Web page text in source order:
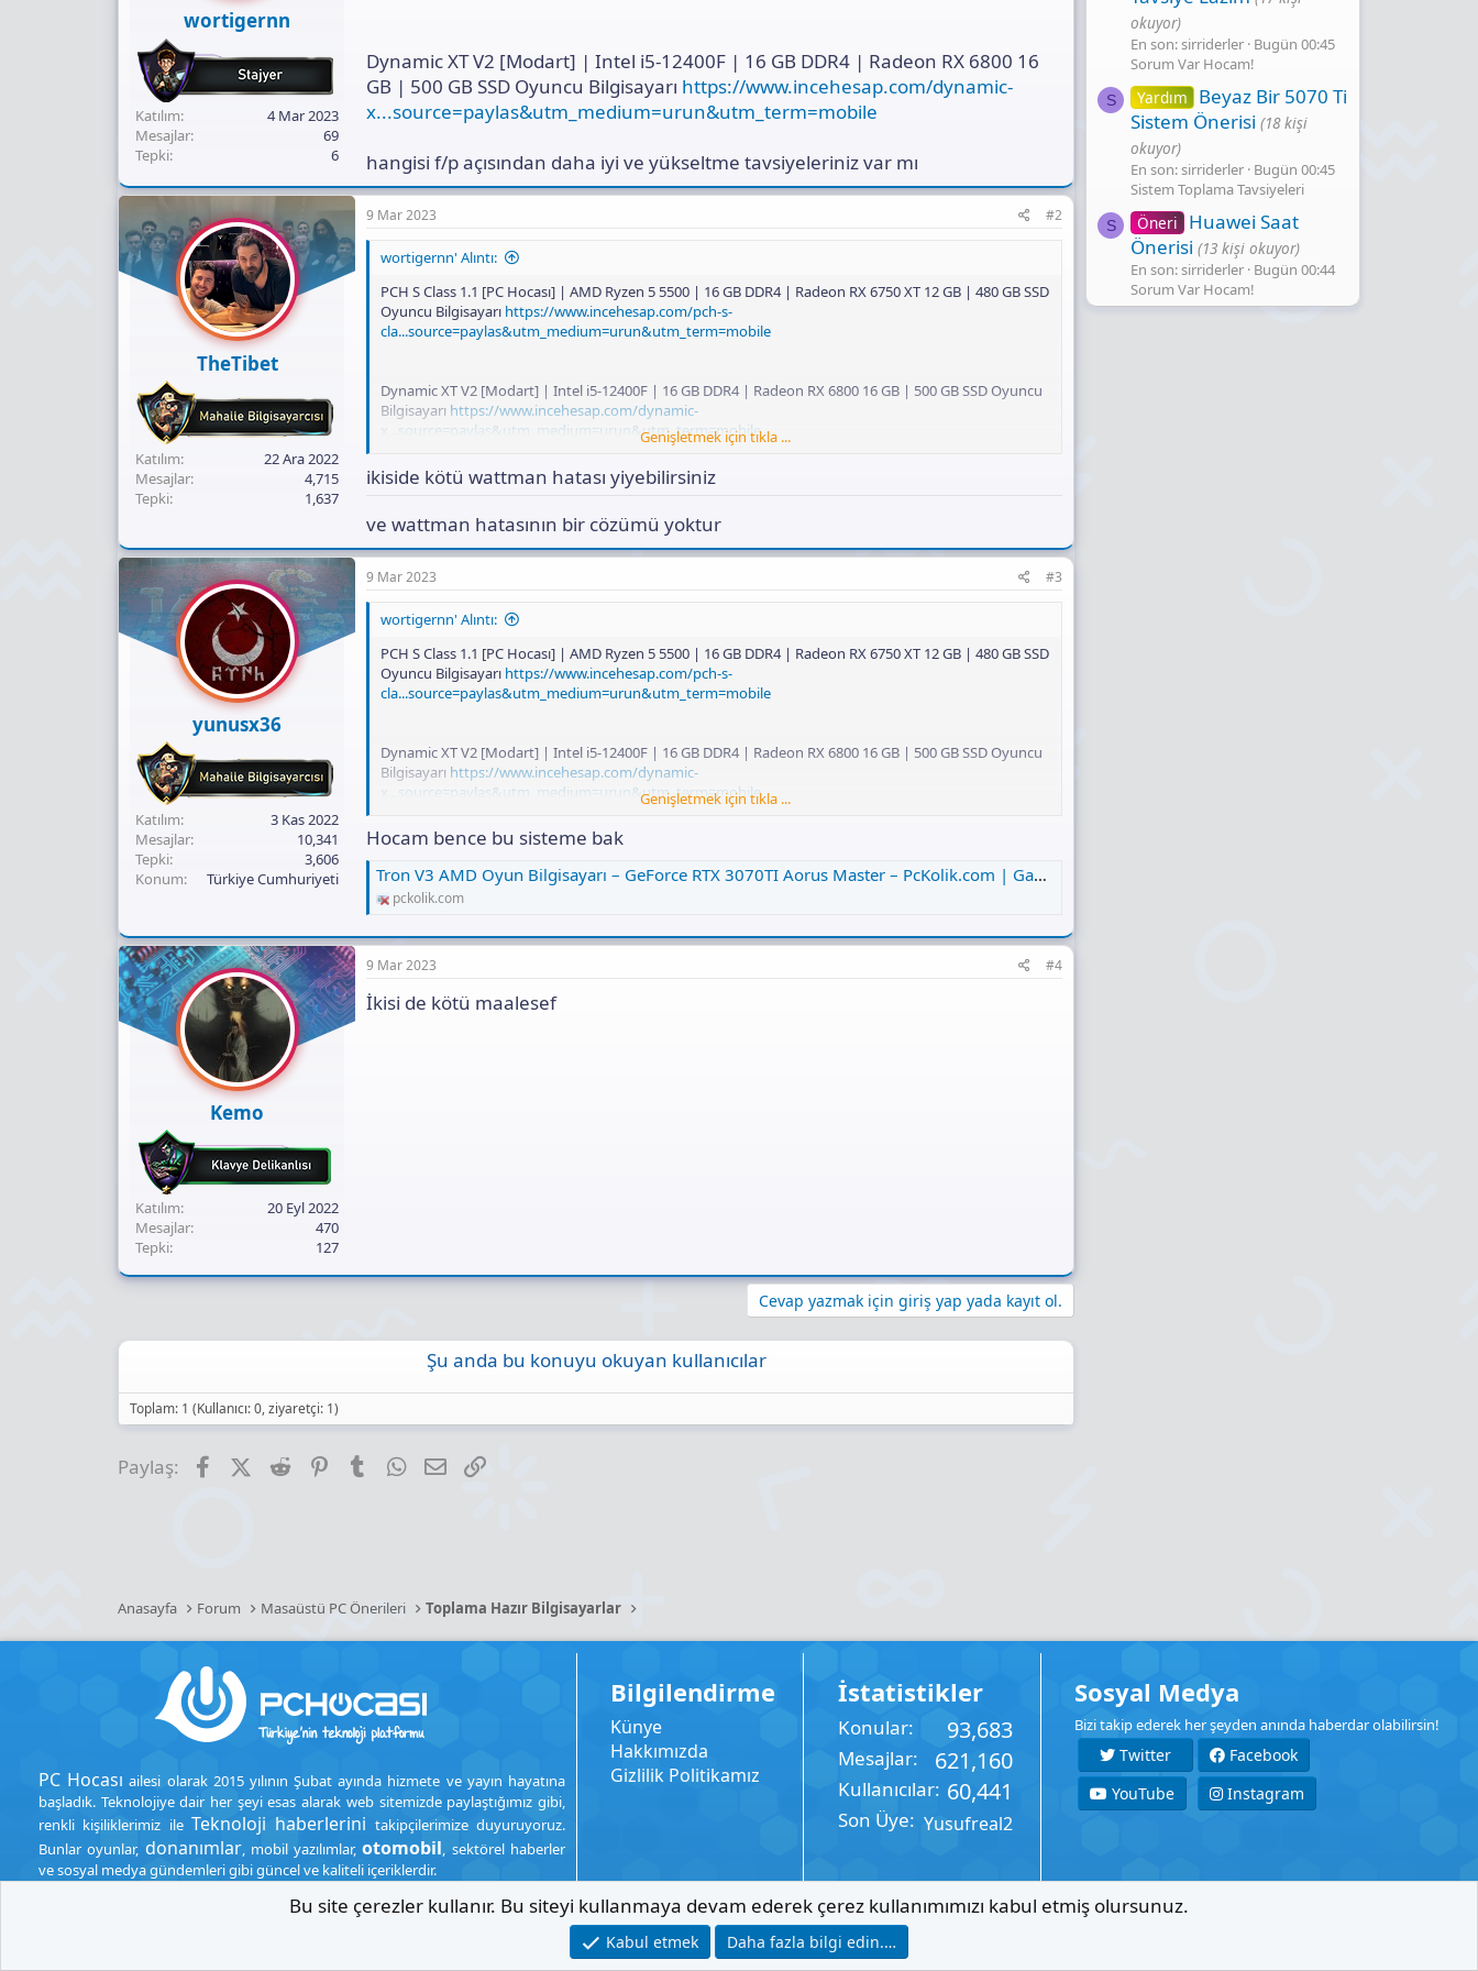
K
o
y
l
a
wortigernn
Katılım
4 Mar 2023
Mesajlar
69
Tepki
6
Dynamic XT V2 [Modart] | Intel i5-12400F | 16 GB DDR4 | Radeon RX 6800 16
GB | 500 GB SSD Oyuncu Bilgisayarı https://www.incehesap.com/dynamic-
x...source=paylas&utm_medium=urun&utm_term=mobile
hangisi f/p açısından daha iyi ve yükseltme tavsiyeleriniz var mı
TheTibet
Katılım
22 Ara 2022
Mesajlar
4,715
Tepki
1,637
9 Mar 2023 #2
wortigernn' Alıntı:
PCH S Class 1.1 [PC Hocası] | AMD Ryzen 5 5500 | 16 GB DDR4 | Radeon RX 6750 XT 12 GB | 480 GB SSD
Oyuncu Bilgisayarı https://www.incehesap.com/pch-s-
cla...source=paylas&utm_medium=urun&utm_term=mobile
Dynamic XT V2 [Modart] | Intel i5-12400F | 16 GB DDR4 | Radeon RX 6800 16 GB | 500 GB SSD Oyuncu
Bilgisayarı https://www.incehesap.com/dynamic-
x...source=paylas&utm_medium=urun&utm_term=mobile
hangisi f/p açısından daha iyi ve yükseltme tavsiyeleriniz var mı
Genişletmek için tıkla ...
ikiside kötü wattman hatası yiyebilirsiniz
ve wattman hatasının bir cözümü yoktur
yunusx36
Katılım
3 Kas 2022
Mesajlar
10,341
Tepki
3,606
Konum
Türkiye Cumhuriyeti
9 Mar 2023 #3
wortigernn' Alıntı:
PCH S Class 1.1 [PC Hocası] | AMD Ryzen 5 5500 | 16 GB DDR4 | Radeon RX 6750 XT 12 GB | 480 GB SSD
Oyuncu Bilgisayarı https://www.incehesap.com/pch-s-
cla...source=paylas&utm_medium=urun&utm_term=mobile
Dynamic XT V2 [Modart] | Intel i5-12400F | 16 GB DDR4 | Radeon RX 6800 16 GB | 500 GB SSD Oyuncu
Bilgisayarı https://www.incehesap.com/dynamic-
x...source=paylas&utm_medium=urun&utm_term=mobile
hangisi f/p açısından daha iyi ve yükseltme tavsiyeleriniz var mı
Genişletmek için tıkla ...
Hocam bence bu sisteme bak
Tron V3 AMD Oyun Bilgisayarı – GeForce RTX 3070TI Aorus Master – PcKolik.com | Gaming PC ve Bilgisayar Bileşenleri
pckolik.com
Kemo
Katılım
20 Eyl 2022
Mesajlar
470
Tepki
127
9 Mar 2023 #4
İkisi de kötü maalesef
Cevap yazmak için giriş yap yada kayıt ol.
Şu anda bu konuyu okuyan kullanıcılar
Toplam: 1 (Kullanıcı: 0, ziyaretçi: 1)
Paylaş: FacebookX (Twitter)
Reddit PinterestTumblrWhatsApp
E-posta
okuyor)
En son: sirriderler Bugün 00:45
Sorum Var Hocam!
S Yardım
Beyaz Bir 5070 Ti
Sistem Önerisi (18 kişi
okuyor)
En son: sirriderler Bugün 00:45
Sistem Toplama Tavsiyeleri
S Öneri Huawei Saat
Önerisi (13 kişi okuyor)
En son: sirriderler Bugün 00:44
Sorum Var Hocam!
Anasayfa Forum Masaüstü PC Önerileri Toplama Hazır Bilgisayarlar
PC Hocası ailesi olarak 2015 yılının Şubat ayında hizmete ve yayın hayatına
başladık. Teknolojiye dair her şeyi esas alarak web sitemizde paylaştığımız gibi,
renkli kişiliklerimiz ile Teknoloji haberlerini takipçilerimize duyuruyoruz.
Bunlar oyunlar, donanımlar, mobil yazılımlar,otomobil, sektörel haberler
ve sosyal medya gündemleri gibi güncel ve kaliteli içeriklerdir.
Bilgilendirme
Künye
Hakkımızda
Gizlilik Politikamız
İstatistikler
Konular 93,683
Mesajlar 621,160
Kullanıcılar 60,441
Son Üye Yusufreal2
Sosyal Medya
Bizi takip ederek her şeyden anında haberdar olabilirsin!
Twitter
Facebook
YouTube
Instagram
Bu site çerezler kullanır. Bu siteyi kullanmaya devam ederek çerez kullanımımızı kabul etmiş olursunuz.
Kabul etmek Daha fazla bilgi edin.…